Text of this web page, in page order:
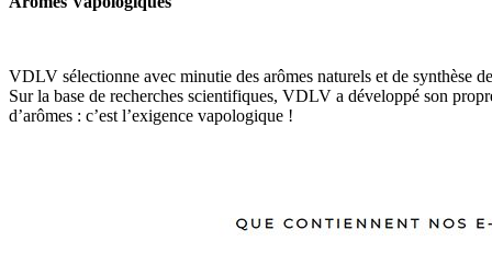
VDLV sélectionne avec minutie des arômes naturels et de synthèse
Sur la base de recherches scientifiques, VDLV a développé son
d’arômes : c’est l’exigence vapologique !